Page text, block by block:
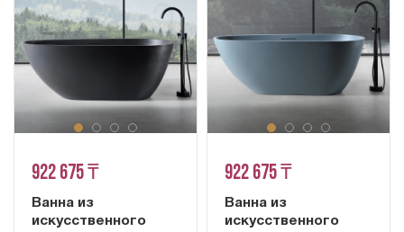
922 675 ₸
Ванна из
искусственного
922 675 ₸
Ванна из
искусственного